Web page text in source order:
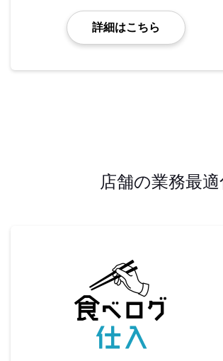
詳細はこちら
店舗の業務最